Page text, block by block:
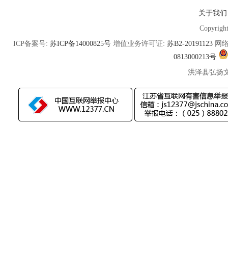
关于我们
ICP备案号: 苏ICP备14000825号 增值业务许可证: 苏B2-20191123 网
0813000213号
洪泽县弘扬